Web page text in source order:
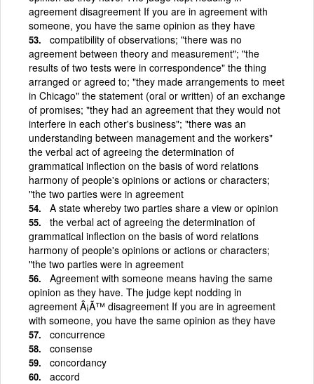
agreement disagreement If you are in agreement with
someone, you have the same opinion as they have
compatibility of observations; "there was no
agreement between theory and measurement"; "the
results of two tests were in correspondence" the thing
arranged or agreed to; "they made arrangements to meet
in Chicago" the statement (oral or written) of an exchange
of promises; "they had an agreement that they would not
interfere in each other's business"; "there was an
understanding between management and the workers"
the verbal act of agreeing the determination of
grammatical inflection on the basis of word relations
harmony of people's opinions or actions or characters;
"the two parties were in agreement
A state whereby two parties share a view or opinion
the verbal act of agreeing the determination of
grammatical inflection on the basis of word relations
harmony of people's opinions or actions or characters;
"the two parties were in agreement
Agreement with someone means having the same
opinion as they have. The judge kept nodding in
agreement Â¡Ã™ disagreement If you are in agreement
with someone, you have the same opinion as they have
concurrence
consense
concordancy
accord